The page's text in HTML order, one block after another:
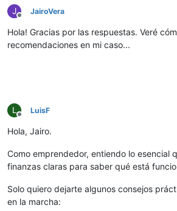
J
Desconectado
JairoVera
Hola! Gracias por las respuestas. Veré
recomendaciones en mi caso...
L
Desconectado
LuisF
Hola, Jairo.
Como emprendedor, entiendo lo esencial
finanzas claras para saber qué está
Solo quiero dejarte algunos consejos
en la marcha: